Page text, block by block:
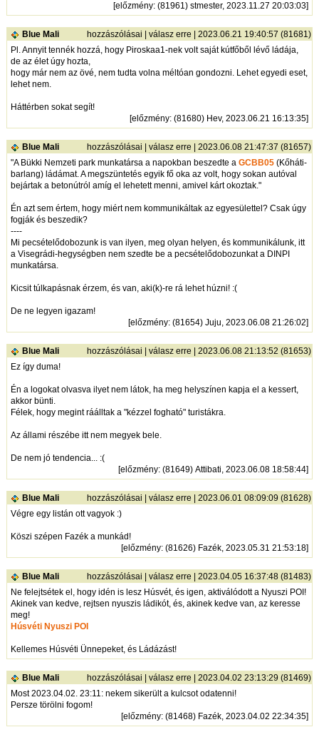
[előzmény: (81961) stmester, 2023.11.27 20:03:03]
Blue Mali hozzászólásai |válasz erre | 2023.06.21 19:40:57 (81681)
Pl. Annyit tennék hozzá, hogy Piroskaa1-nek volt saját kútfőből lévő ládája,
de az élet úgy hozta,
hogy már nem az övé, nem tudta volna méltóan gondozni. Lehet egyedi eset,
lehet nem.
Háttérben sokat segít!
[előzmény: (81680) Hev, 2023.06.21 16:13:35]
Blue Mali hozzászólásai |válasz erre | 2023.06.08 21:47:37 (81657)
"A Bükki Nemzeti park munkatársa a napokban beszedte aGCBB05 (Kőháti-
barlang) ládámat. A megszüntetés egyik fő oka az volt, hogy sokan autóval
bejártak a betonútról amíg el lehetett menni, amivel kárt okoztak."
Én azt sem értem, hogy miért nem kommunikáltak az egyesülettel? Csak úgy
fogják és beszedik?
----
Mi pecsételődobozunk is van ilyen, meg olyan helyen, és kommunikálunk, itt
a Visegrádi-hegységben nem szedte be a pecsételődobozunkat a DINPI
munkatársa.
Kicsit túlkapásnak érzem, és van, aki(k)-re rá lehet húzni! :(
De ne legyen igazam!
[előzmény: (81654) Juju, 2023.06.08 21:26:02]
Blue Mali hozzászólásai |válasz erre | 2023.06.08 21:13:52 (81653)
Ez így duma!
Én a logokat olvasva ilyet nem látok, ha meg helyszínen kapja el a kessert,
akkor bünti.
Félek, hogy megint ráálltak a "kézzel fogható" turistákra.
Az állami részébe itt nem megyek bele.
De nem jó tendencia... :(
[előzmény: (81649) Attibati, 2023.06.08 18:58:44]
Blue Mali hozzászólásai |válasz erre | 2023.06.01 08:09:09 (81628)
Végre egy listán ott vagyok :)
Köszi szépen Fazék a munkád!
[előzmény: (81626) Fazék, 2023.05.31 21:53:18]
Blue Mali hozzászólásai |válasz erre | 2023.04.05 16:37:48 (81483)
Ne felejtsétek el, hogy idén is lesz Húsvét, és igen, aktiválódott a Nyuszi POI!
Akinek van kedve, rejtsen nyuszis ládikót, és, akinek kedve van, az keresse
meg!
Húsvéti Nyuszi POI
Kellemes Húsvéti Ünnepeket, és Ládázást!
Blue Mali hozzászólásai |válasz erre | 2023.04.02 23:13:29 (81469)
Most 2023.04.02. 23:11: nekem sikerült a kulcsot odatenni!
Persze törölni fogom!
[előzmény: (81468) Fazék, 2023.04.02 22:34:35]